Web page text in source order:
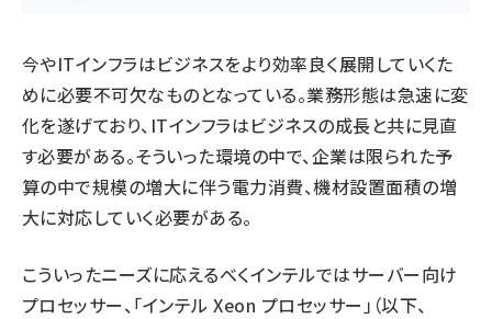
今やITインフラはビジネスをより効率良く展開していくた
めに必要不可欠なものとなっている。業務形態は急速に変
化を遂げており、ITインフラはビジネスの成長と共に見直
す必要がある。そういった環境の中で、企業は限られた予
算の中で規模の増大に伴う電力消費、機材設置面積の増
大に対応していく必要がある。
こういったニーズに応えるべくインテルではサーバー向け
プロセッサー、「インテル Xeon プロセッサー」（以下、